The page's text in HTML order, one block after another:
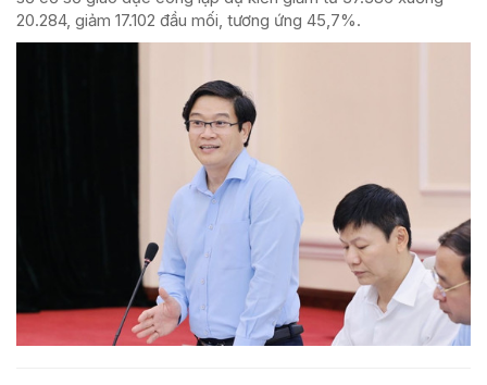
20.284, giảm 17.102 đầu mối, tương ứng 45,7%.